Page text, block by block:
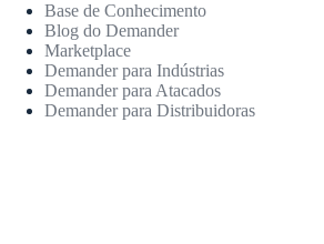
Base de Conhecimento
Blog do Demander
Marketplace
Demander para Indústrias
Demander para Atacados
Demander para Distribuidoras